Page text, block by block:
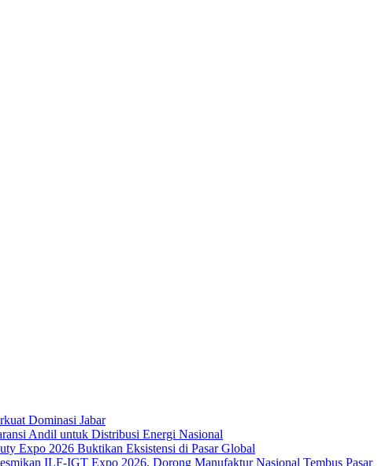
Dominasi Jabar
Andil untuk Distribusi Energi Nasional
Expo 2026 Buktikan Eksistensi di Pasar Global
ILF-IGT Expo 2026, Dorong Manufaktur Nasional Tembus Pasar